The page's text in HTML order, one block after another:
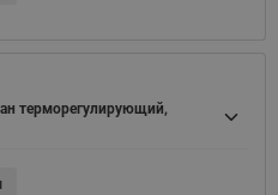
терморегулирующий,